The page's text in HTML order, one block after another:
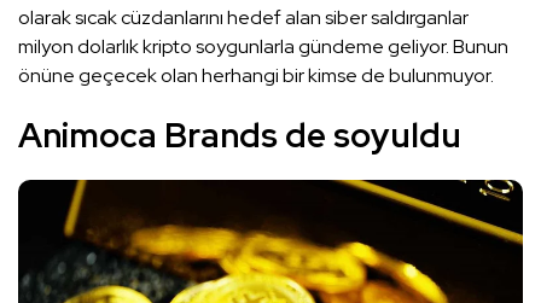
olarak sıcak cüzdanlarını hedef alan siber saldırganlar
milyon dolarlık kripto soygunlarla gündeme geliyor. Bunun
önüne geçecek olan herhangi bir kimse de bulunmuyor.
Animoca Brands de soyuldu